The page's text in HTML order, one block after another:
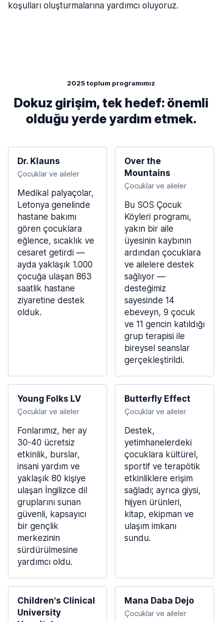
koşulları oluşturmalarına yardımcı oluyoruz.
2025 toplum programımız
Dokuz girişim, tek hedef: önemli
olduğu yerde yardım etmek.
Dr. Klauns
Çocuklar ve aileler
Medikal palyaçolar,
Letonya genelinde
hastane bakımı
gören çocuklara
eğlence, sıcaklık ve
cesaret getirdi —
ayda yaklaşık 1.000
çocuğa ulaşan 863
saatlik hastane
ziyaretine destek
olduk.
Over the
Mountains
Çocuklar ve aileler
Bu SOS Çocuk
Köyleri programı,
yakın bir aile
üyesinin kaybının
ardından çocuklara
ve ailelere destek
sağlıyor —
desteğimiz
sayesinde 14
ebeveyn, 9 çocuk
ve 11 gencin katıldığı
grup terapisi ile
bireysel seanslar
gerçekleştirildi.
Young Folks LV
Çocuklar ve aileler
Fonlarımız, her ay
30-40 ücretsiz
etkinlik, burslar,
insani yardım ve
yaklaşık 80 kişiye
ulaşan İngilizce dil
gruplarını sunan
güvenli, kapsayıcı
bir gençlik
merkezinin
sürdürülmesine
yardımcı oldu.
Butterfly Effect
Çocuklar ve aileler
Destek,
yetimhanelerdeki
çocuklara kültürel,
sportif ve terapötik
etkinliklere erişim
sağladı; ayrıca giysi,
hijyen ürünleri,
kitap, ekipman ve
ulaşım imkanı
sundu.
Children's Clinical
University
Mana Daba Dejo
Çocuklar ve aileler